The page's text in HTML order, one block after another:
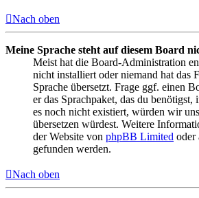
Nach oben
Meine Sprache steht auf diesem Board
Meist hat die Board-Administration
nicht installiert oder niemand hat das
Sprache übersetzt. Frage ggf. einen
er das Sprachpaket, das du benötigst,
es noch nicht existiert, würden wir
übersetzen würdest. Weitere
der Website von phpBB Limited oder
gefunden werden.
Nach oben